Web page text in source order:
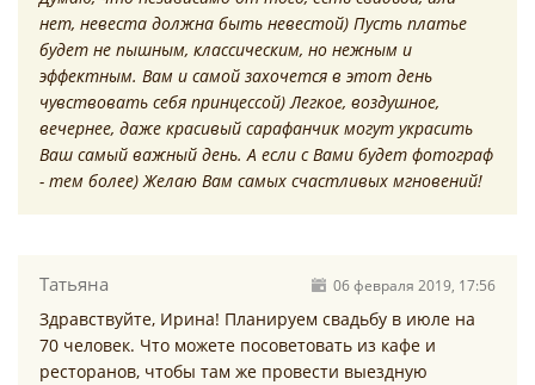
нет, невеста должна быть невестой) Пусть платье
будет не пышным, классическим, но нежным и
эффектным. Вам и самой захочется в этот день
чувствовать себя принцессой) Легкое, воздушное,
вечернее, даже красивый сарафанчик могут украсить
Ваш самый важный день. А если с Вами будет фотограф
- тем более) Желаю Вам самых счастливых мгновений!
Татьяна 06 февраля 2019, 17:56
Здравствуйте, Ирина! Планируем свадьбу в июле на
70 человек. Что можете посоветовать из кафе и
ресторанов, чтобы там же провести выездную